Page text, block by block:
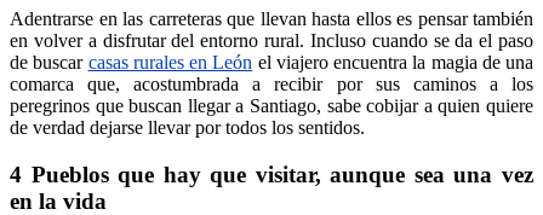
Adentrarse en las carreteras que llevan hasta ellos es pensar también
en volver a disfrutar del entorno rural. Incluso cuando se da el paso
de buscar casas rurales en León el viajero encuentra la magia de una
comarca que, acostumbrada a recibir por sus caminos a los
peregrinos que buscan llegar a Santiago, sabe cobijar a quien quiere
de verdad dejarse llevar por todos los sentidos.
4 Pueblos que hay que visitar, aunque sea una vez
en la vida